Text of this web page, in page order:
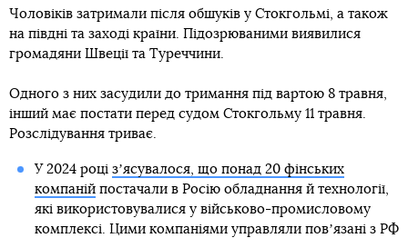
Чоловіків затримали після обшуків у Стокгольмі, а також
на півдні та заході країни. Підозрюваними виявилися
громадяни Швеції та Туреччини.
Одного з них засудили до тримання під вартою 8 травня,
інший має постати перед судом Стокгольму 11 травня.
Розслідування триває.
У 2024 році зʼясувалося, що понад 20 фінських
компанійпостачали в Росію обладнання й технології,
які використовувалися у військово-промисловому
комплексі. Цими компаніями управляли повʼязані з РФ